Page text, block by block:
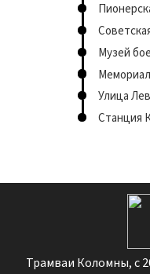
Музей
Улица
Станция
Трамваи Коломны, с